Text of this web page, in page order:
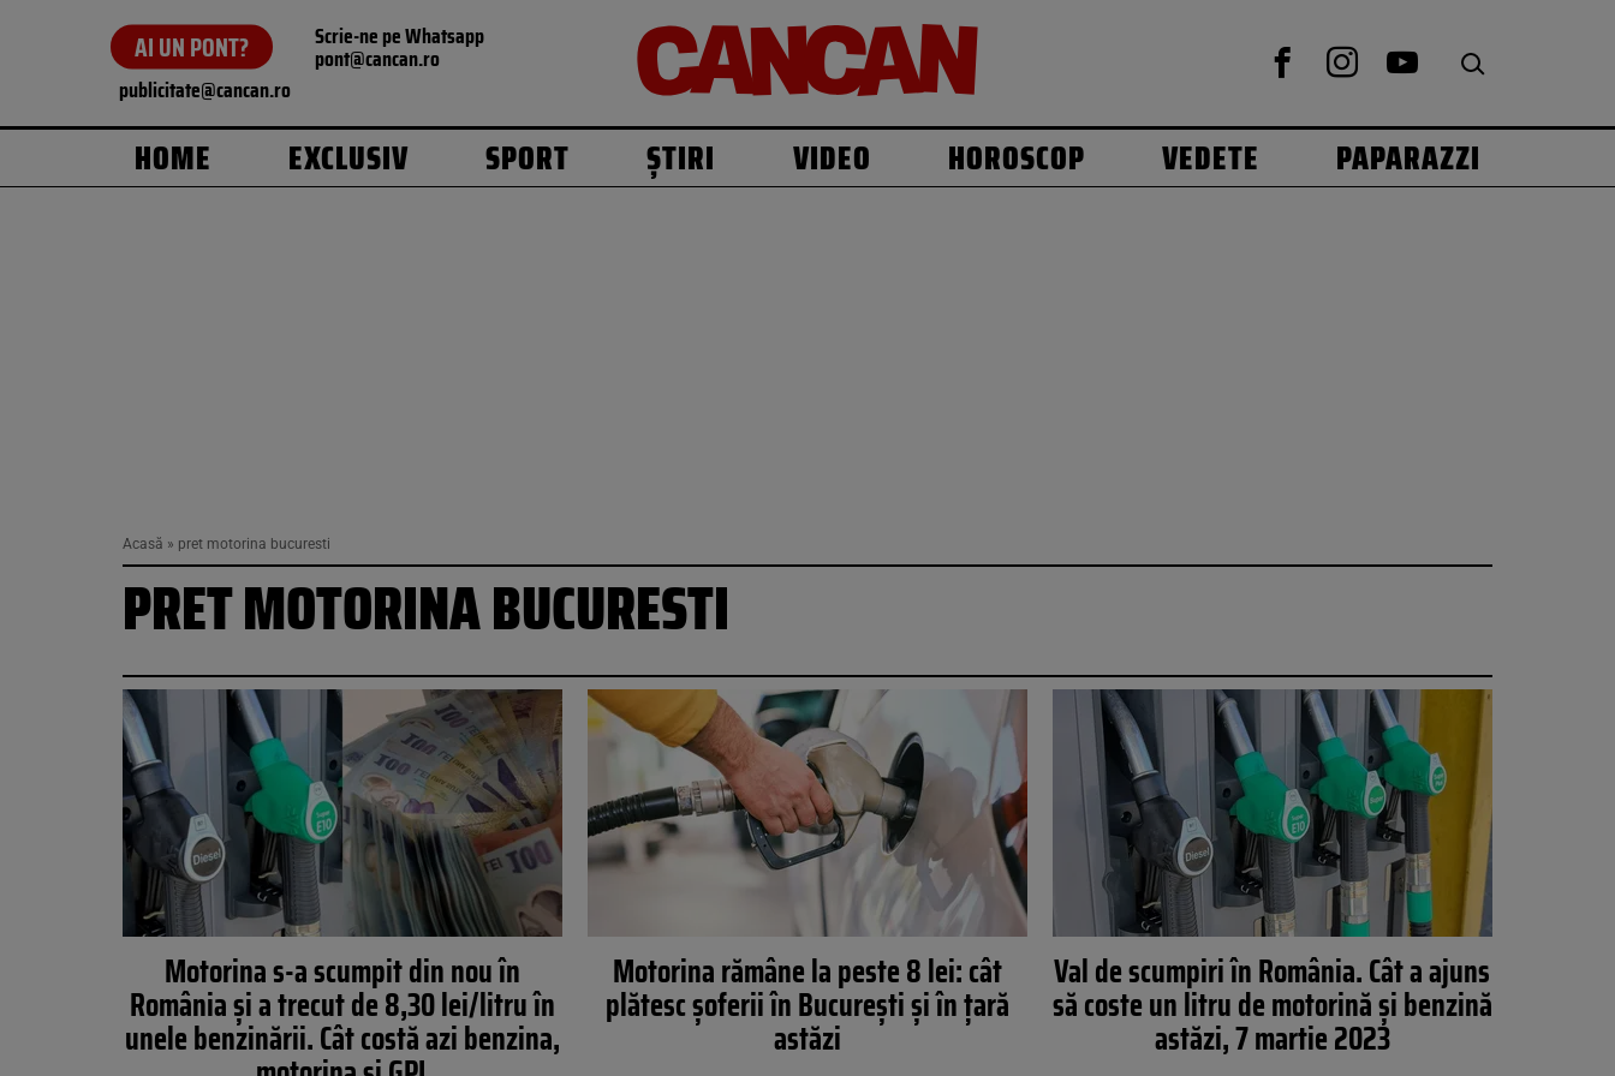
AI UN PONT? Scrie-ne pe Whatsapp
pont@cancan.ro
publicitate@cancan.ro
HOME EXCLUSIV SPORT ȘTIRI VIDEO HOROSCOP VEDETE PAPARAZZI
Acasă » pret motorina bucuresti
PRET MOTORINA BUCURESTI
Motorina s-a scumpit din nou în
România și a trecut de 8,30 lei/litru în
unele benzinării. Cât costă azi benzina,
Motorina rămâne la peste 8 lei: cât
plătesc șoferii în București și în țară
astăzi
Val de scumpiri în România. Cât a ajuns
să coste un litru de motorină și benzină
astăzi, 7 martie 2023